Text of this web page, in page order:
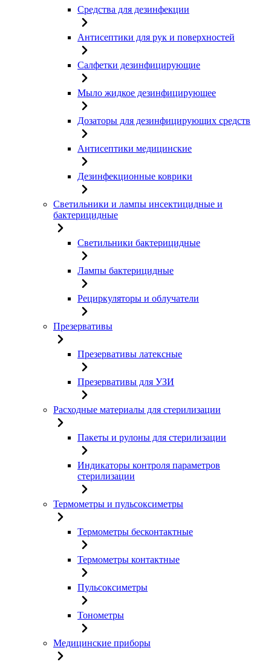
Средства для дезинфекции
Антисептики для рук и поверхностей
Салфетки дезинфицирующие
Мыло жидкое дезинфицирующее
Дозаторы для дезинфицирующих средств
Антисептики медицинские
Дезинфекционные коврики
Светильники и лампы инсектицидные и
бактерицидные
Светильники бактерицидные
Лампы бактерицидные
Рециркуляторы и облучатели
Презервативы
Презервативы латексные
Презервативы для УЗИ
Расходные материалы для стерилизации
Пакеты и рулоны для стерилизации
Индикаторы контроля параметров
стерилизации
Термометры и пульсоксиметры
Термометры бесконтактные
Термометры контактные
Пульсоксиметры
Тонометры
Медицинские приборы